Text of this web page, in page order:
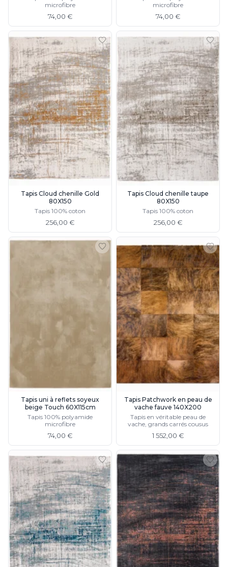
microfibre
74,00 €
microfibre
74,00 €
Tapis Cloud chenille Gold
80X150
Tapis 100% coton
256,00 €
Tapis Cloud chenille taupe
80X150
Tapis 100% coton
256,00 €
Tapis uni à reflets soyeux
beige Touch 60X115cm
Tapis 100% polyamide
microfibre
74,00 €
Tapis Patchwork en peau de
vache fauve 140X200
Tapis en véritable peau de
vache, grands carrés cousus
1 552,00 €